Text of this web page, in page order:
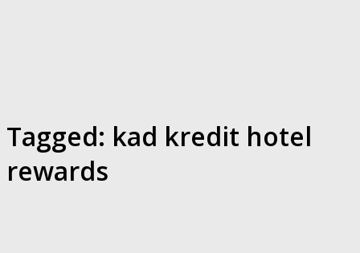
Tagged: kad kredit hotel
rewards